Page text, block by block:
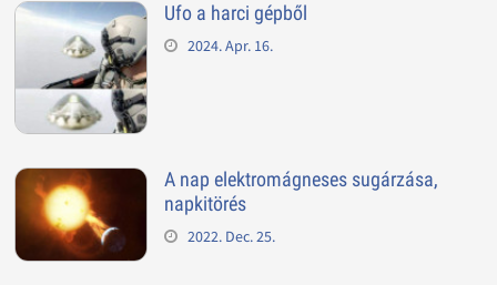
Ufo a harci gépből
2024. Apr. 16.
A nap elektromágneses sugárzása,
napkitörés
2022. Dec. 25.